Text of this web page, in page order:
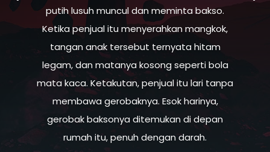
putih lusuh muncul dan meminta bakso.
Ketika penjual itu menyerahkan mangkok,
tangan anak tersebut ternyata hitam
legam, dan matanya kosong seperti bola
mata kaca. Ketakutan, penjual itu lari tanpa
membawa gerobaknya. Esok harinya,
gerobak baksonya ditemukan di depan
rumah itu, penuh dengan darah.